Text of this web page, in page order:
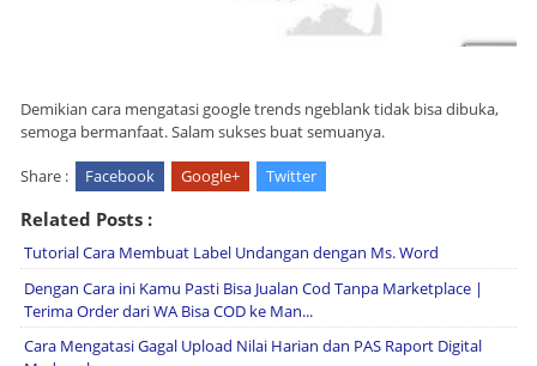
Demikian cara mengatasi google trends ngeblank tidak bisa dibuka,
semoga bermanfaat. Salam sukses buat semuanya.
Share : Facebook Google+ Twitter
Related Posts :
Tutorial Cara Membuat Label Undangan dengan Ms. Word
Dengan Cara ini Kamu Pasti Bisa Jualan Cod Tanpa Marketplace |
Terima Order dari WA Bisa COD ke Man...
Cara Mengatasi Gagal Upload Nilai Harian dan PAS Raport Digital